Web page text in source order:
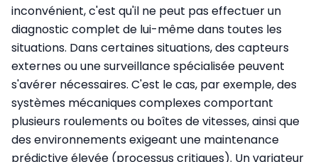
inconvénient, c'est qu'il ne peut pas effectuer un
diagnostic complet de lui-même dans toutes les
situations. Dans certaines situations, des capteurs
externes ou une surveillance spécialisée peuvent
s'avérer nécessaires. C'est le cas, par exemple, des
systèmes mécaniques complexes comportant
plusieurs roulements ou boîtes de vitesses, ainsi que
des environnements exigeant une maintenance
prédictive élevée (processus critiques). Un variateur